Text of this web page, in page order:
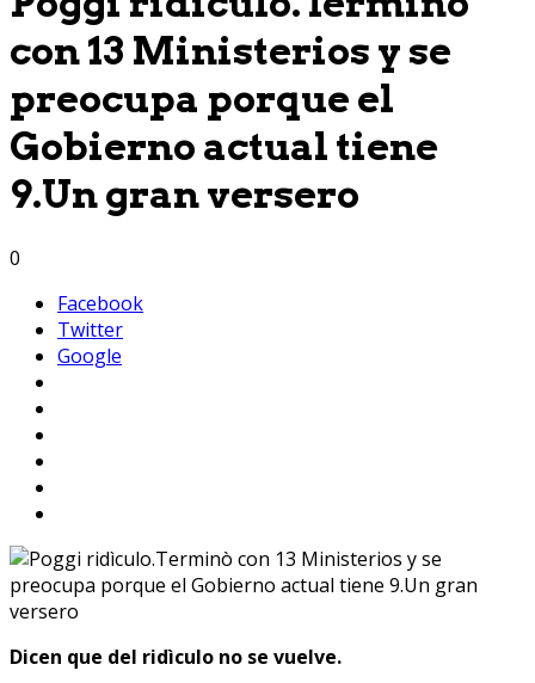
con 13 Ministerios y se
preocupa porque el
Gobierno actual tiene
9.Un gran versero
0
Facebook
Twitter
Google
Dicen que del ridìculo no se vuelve.